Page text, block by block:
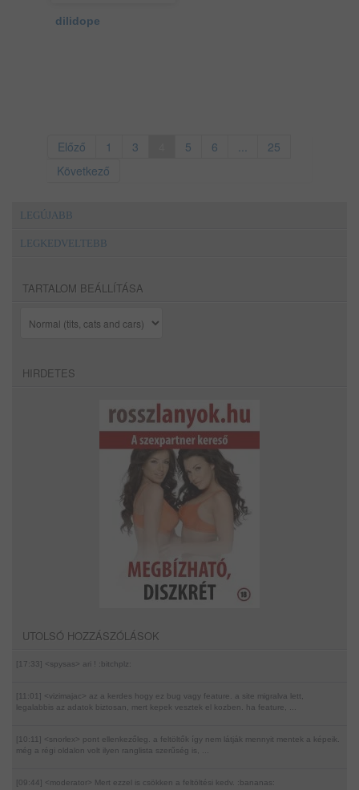
dilidope
Előző 1 3 5 6 ...
25
Következő
LEGÚJABB
LEGKEDVELTEBB
TARTALOM BEÁLLÍTÁSA
HIRDETES
UTOLSÓ HOZZÁSZÓLÁSOK
[17:33] <spysas> ari ! :bitchplz:
[11:01] <vizimajac> az a kerdes hogy ez bug vagy feature. a site migralva lett,
legalabbis az adatok biztosan, mert kepek vesztek el kozben. ha feature, ...
[10:11] <snorlex> pont ellenkezőleg. a feltöltők így nem látják mennyit mentek a képeik.
még a régi oldalon volt ilyen ranglista szerűség is, ...
[09:44] <moderator> Mert ezzel is csökken a feltöltési kedv. :bananas: